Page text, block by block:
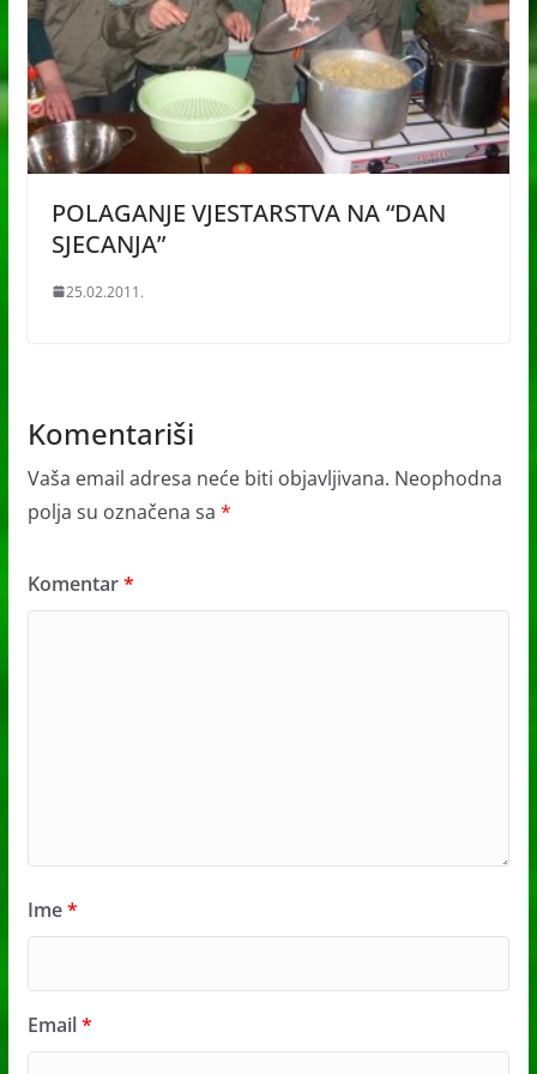
POLAGANJE VJESTARSTVA NA “DAN
SJECANJA”
25.02.2011.
Komentariši
Vaša email adresa neće biti objavljivana. Neophodna
polja su označena sa *
Komentar*
Ime*
Email*